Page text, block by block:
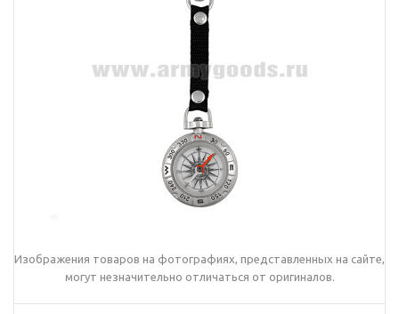
Изображения товаров на фотографиях, представленных на сайте,
могут незначительно отличаться от оригиналов.